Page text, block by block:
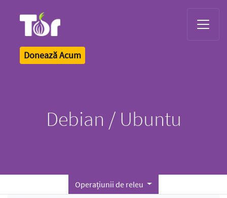
Donează Acum
Debian / Ubuntu
Operațiunii de releu